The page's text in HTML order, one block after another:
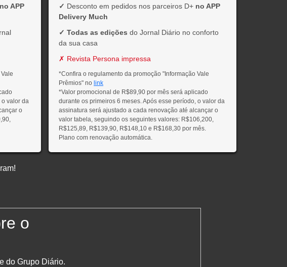
no APP
valor da
o
✓ Desconto em pedidos nos parceiros D+ no APP
Delivery Much
✓ Todas as edições do Jornal Diário no conforto
da sua casa
✗ Revista Persona impressa
*Confira o regulamento da promoção "Informação Vale
Prêmios" nolink
*Valor promocional de R$89,90 por mês será aplicado
durante os primeiros 6 meses. Após esse período, o valor da
assinatura será ajustado a cada renovação até alcançar o
valor tabela, seguindo os seguintes valores: R$106,200,
R$125,89, R$139,90, R$148,10 e R$168,30 por mês.
Plano com renovação automática.
o
do Grupo Diário.